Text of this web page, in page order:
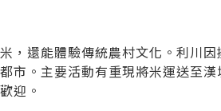
，還能體驗傳統農村文化。利川
市。主要活動有重現將米運送至
迎。